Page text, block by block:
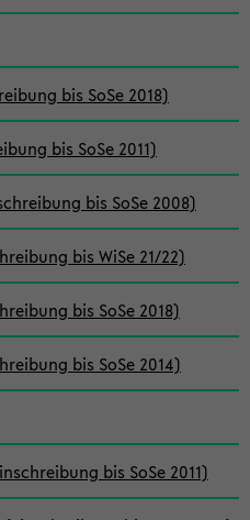
bis SoSe 2018)
bis SoSe 2011)
bis SoSe 2008)
bis WiSe 21/22)
bis SoSe 2018)
bis SoSe 2014)
bis SoSe 2011)